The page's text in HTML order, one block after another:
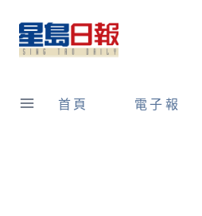
content
首頁 電子報